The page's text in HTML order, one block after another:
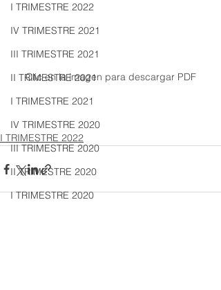
I TRIMESTRE 2022
IV TRIMESTRE 2021
III TRIMESTRE 2021
II TRIMESTRE 2021
I TRIMESTRE 2021
IV TRIMESTRE 2020
III TRIMESTRE 2020
II TRIMESTRE 2020
I TRIMESTRE 2020
Clic en la imagen para descargar PDF
I TRIMESTRE 2022